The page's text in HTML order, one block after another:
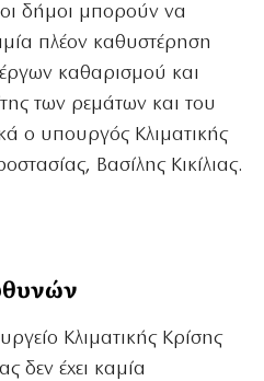
οι δήμοι μπορούν να
πλέον καθυστέρηση
καθαρισμού και
των ρεμάτων και του
ο υπουργός Κλιματικής
Βασίλης Κικίλιας.
Κλιματικής Κρίσης
δεν έχει καμία